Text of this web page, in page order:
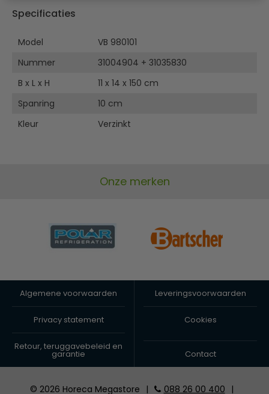
Specificaties
Model
VB 980101
Nummer
31004904 + 31035830
B x L x H
11 x 14 x 150 cm
Spanring
10 cm
Kleur
Verzinkt
Onze merken
Algemene voorwaarden Leveringsvoorwaarden
Privacy statement Cookies
Retour, teruggavebeleid en
garantie Contact
© 2026 Horeca Megastore | 088 26 00 400 |